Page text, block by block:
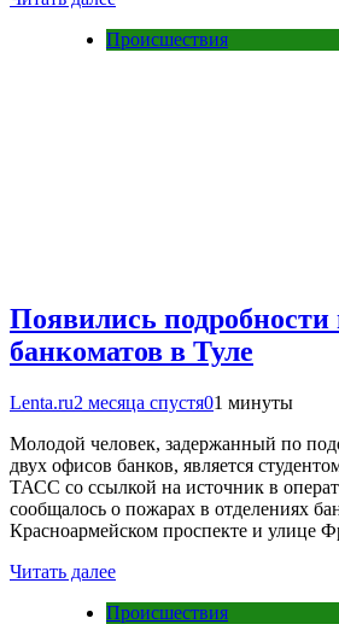
Происшествия
Появились подробности
банкоматов в Туле
Lenta.ru2 месяца спустя01 минуты
Молодой человек, задержанный по
двух офисов банков, является
ТАСС со ссылкой на источник в
сообщалось о пожарах в отделениях
Красноармейском проспекте и улице
Читать далее
Происшествия